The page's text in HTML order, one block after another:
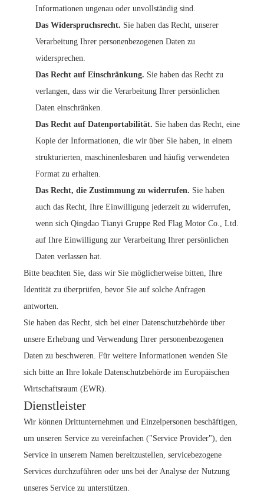
Informationen ungenau oder unvollständig sind.
Das Widerspruchsrecht. Sie haben das Recht, unserer
Verarbeitung Ihrer personenbezogenen Daten zu
widersprechen.
Das Recht auf Einschränkung. Sie haben das Recht zu
verlangen, dass wir die Verarbeitung Ihrer persönlichen
Daten einschränken.
Das Recht auf Datenportabilität. Sie haben das Recht, eine
Kopie der Informationen, die wir über Sie haben, in einem
strukturierten, maschinenlesbaren und häufig verwendeten
Format zu erhalten.
Das Recht, die Zustimmung zu widerrufen. Sie haben
auch das Recht, Ihre Einwilligung jederzeit zu widerrufen,
wenn sich Qingdao Tianyi Gruppe Red Flag Motor Co., Ltd.
auf Ihre Einwilligung zur Verarbeitung Ihrer persönlichen
Daten verlassen hat.
Bitte beachten Sie, dass wir Sie möglicherweise bitten, Ihre
Identität zu überprüfen, bevor Sie auf solche Anfragen
antworten.
Sie haben das Recht, sich bei einer Datenschutzbehörde über
unsere Erhebung und Verwendung Ihrer personenbezogenen
Daten zu beschweren. Für weitere Informationen wenden Sie
sich bitte an Ihre lokale Datenschutzbehörde im Europäischen
Wirtschaftsraum (EWR).
Dienstleister
Wir können Drittunternehmen und Einzelpersonen beschäftigen,
um unseren Service zu vereinfachen ("Service Provider"), den
Service in unserem Namen bereitzustellen, servicebezogene
Services durchzuführen oder uns bei der Analyse der Nutzung
unseres Service zu unterstützen.